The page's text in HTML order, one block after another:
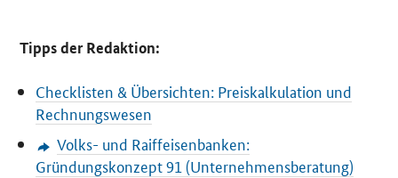
Tipps der Redaktion:
Checklisten & Übersichten: Preiskalkulation und
Rechnungswesen
Volks- und Raiffeisenbanken:
Gründungskonzept 91 (Unternehmensberatung)